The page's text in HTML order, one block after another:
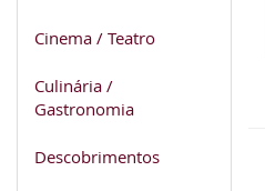
Cinema / Teatro
Culinária /
Gastronomia
Descobrimentos